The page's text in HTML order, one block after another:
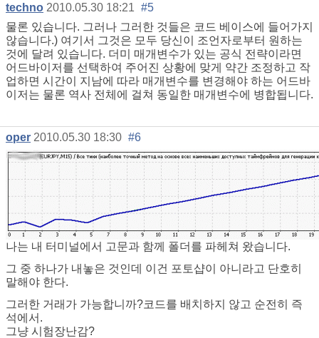
techno 2010.05.30 18:21 #5
물론 있습니다. 그러나 그러한 것들은 코드 베이스에 들어가지
않습니다.) 여기서 그것은 모두 당신이 조언자로부터 원하는
것에 달려 있습니다. 더미 매개변수가 있는 공식 전략이라면
어드바이저를 선택하여 주어진 상황에 맞게 약간 조정하고 작
업하면 시간이 지남에 따라 매개변수를 변경해야 하는 어드바
이저는 물론 역사 전체에 걸쳐 동일한 매개변수에 병합됩니다.
oper 2010.05.30 18:30 #6
나는 내 터미널에서 고문과 함께 폴더를 파헤쳐 왔습니다.
그 중 하나가 내놓은 것인데 이건 포토샵이 아니라고 단호히
말해야 한다.
그러한 거래가 가능합니까?코드를 배치하지 않고 순전히 즉
석에서.
그냥 시험장난감?